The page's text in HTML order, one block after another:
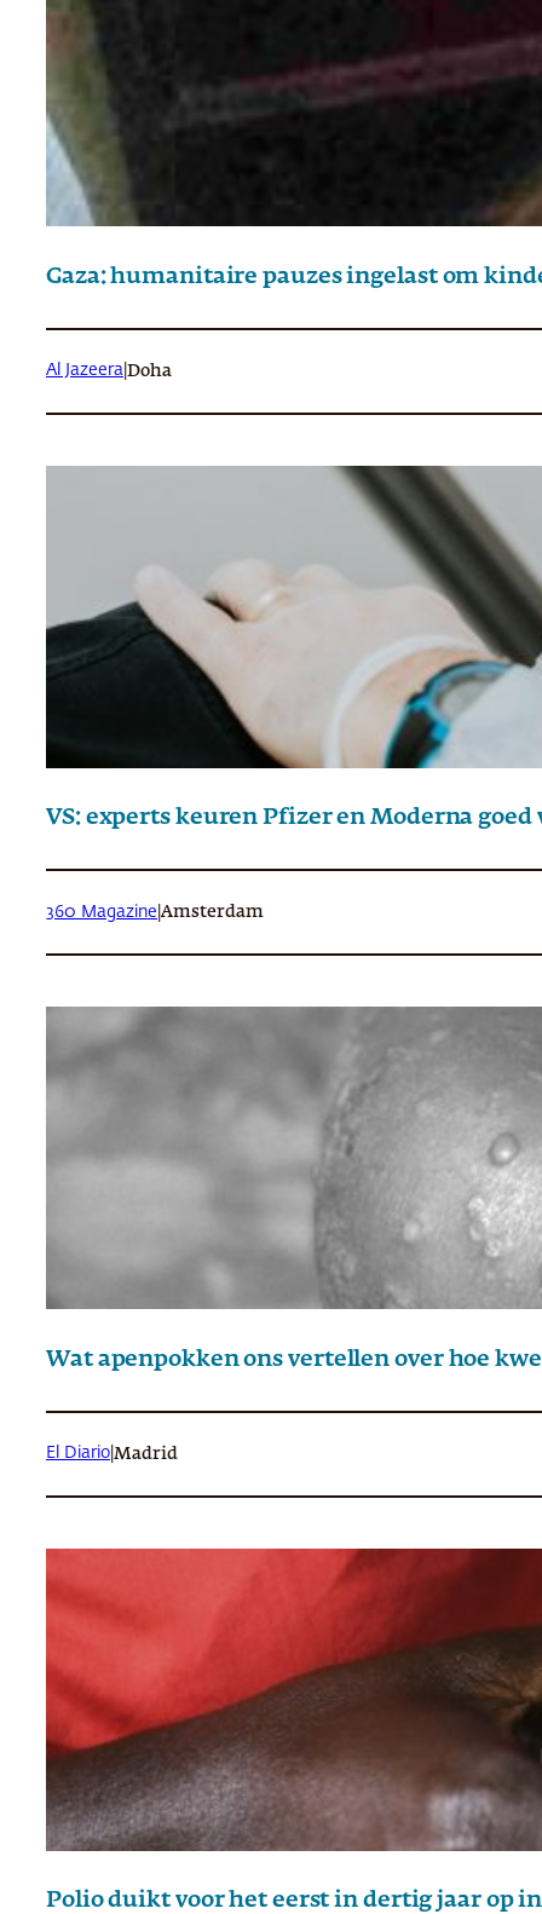
Gaza: humanitaire pauzes ingelast om
Al Jazeera Doha
VS: experts keuren Pfizer en Moderna goed
360 Magazine Amsterdam
Wat apenpokken ons vertellen over hoe
El Diario Madrid
Polio duikt voor het eerst in dertig jaar op